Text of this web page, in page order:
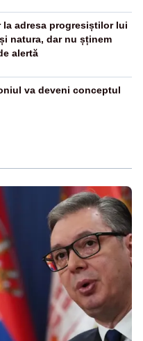
la adresa progresiștilor lui
natura, dar nu șținem
alertă
va deveni conceptul